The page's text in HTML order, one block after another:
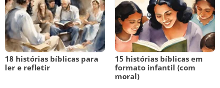
18 histórias bíblicas para
ler e refletir
15 histórias bíblicas em
formato infantil (com
moral)